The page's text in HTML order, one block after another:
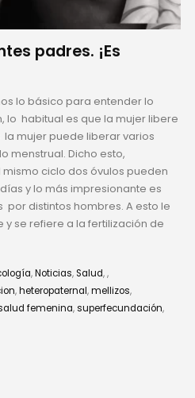
padres. ¡Es
lo básico para entender lo
lo habitual es que la mujer libere
mujer puede liberar varios
menstrual. Dicho esto,
ciclo dos óvulos pueden
y lo más impresionante es
distintos hombres. A esto le
se refiere a la fertilización de
,Noticias,Salud,,
,heteropaternal,mellizos,
femenina,superfecundación,